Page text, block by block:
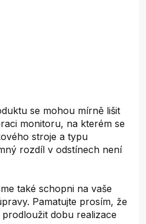
se mohou mírně lišit
monitoru, na kterém se
stroje a typu
rozdíl v odstínech není
také schopni na vaše
Pamatujte prosím, že
dobu realizace